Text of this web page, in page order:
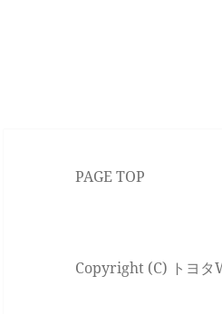
PAGE TOP
Copyright (C) トヨタ